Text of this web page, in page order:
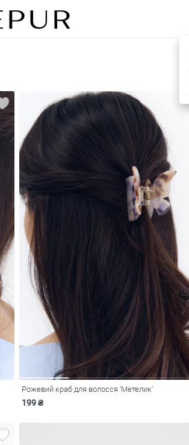
Рожевий краб для волосся 'Метелик'
199 ₴